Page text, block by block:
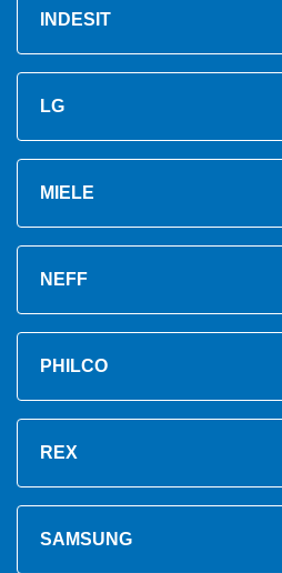
INDESIT
LG
MIELE
NEFF
PHILCO
REX
SAMSUNG